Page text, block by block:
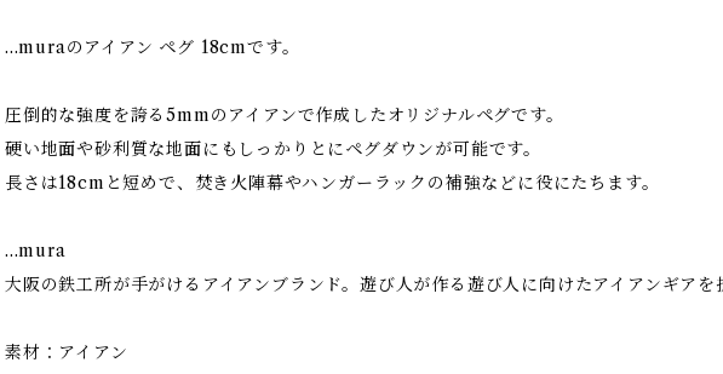
...muraのアイアン ペグ 18cmです。
圧倒的な強度を誇る5mmのアイアンで作成したオリジナルペグです。
硬い地面や砂利質な地面にもしっかりとにペグダウンが可能です。
長さは18cmと短めで、焚き火陣幕やハンガーラックの補強などに役にたちます。
...mura
大阪の鉄工所が手がけるアイアンブランド。遊び人が作る遊び人に向けたアイアンギアを
素材：アイアン